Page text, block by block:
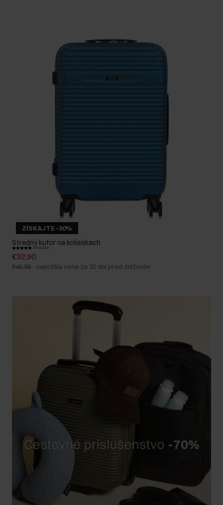
ZÍSKAJTE -30%
Stredný kufor na kolieskach
4.9 (5339)
€32,90
€42,90 - najnižšia cena za 30 dní pred znížením